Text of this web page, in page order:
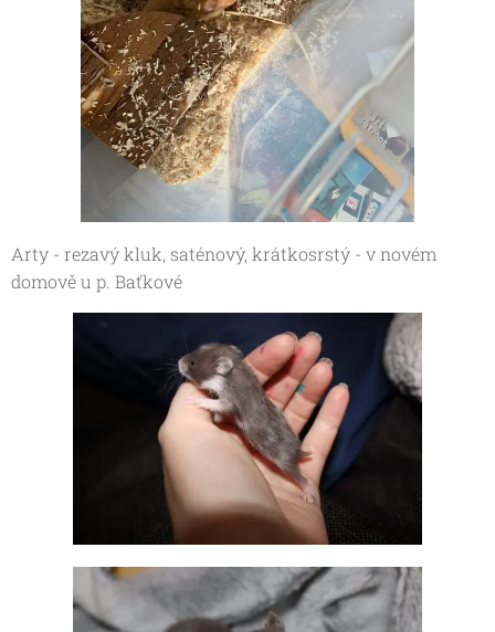
Arty - rezavý kluk, saténový, krátkosrstý - v novém
domově u p. Baťkové